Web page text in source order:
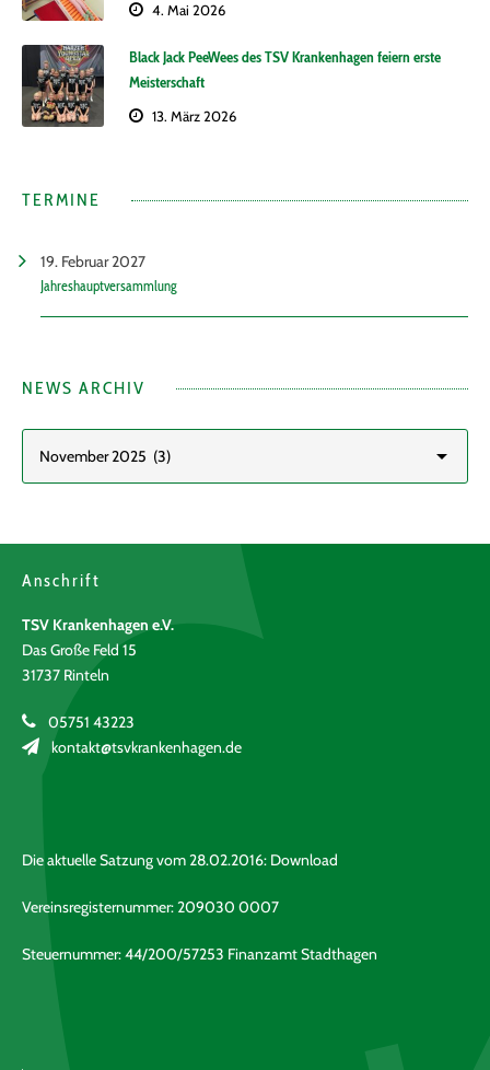
4. Mai 2026
Black Jack PeeWees des TSV Krankenhagen feiern erste
Meisterschaft
13. März 2026
TERMINE
19. Februar 2027
Jahreshauptversammlung
NEWS ARCHIV
Anschrift
TSV Krankenhagen e.V.
Das Große Feld 15
31737 Rinteln
05751 43223
kontakt@tsvkrankenhagen.de
Die aktuelle Satzung vom 28.02.2016: Download
Vereinsregisternummer: 209030 0007
Steuernummer: 44/200/57253 Finanzamt Stadthagen